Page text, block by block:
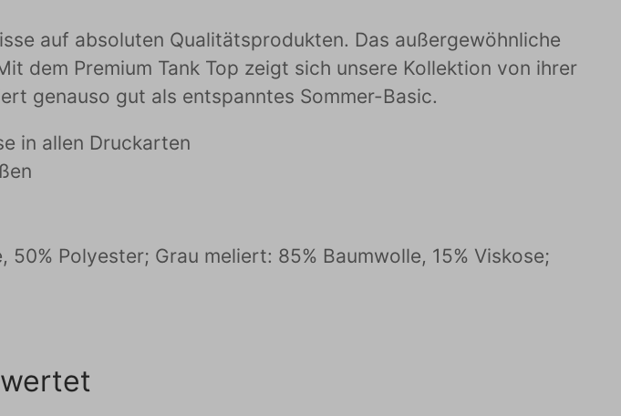
auf absoluten Qualitätsprodukten. Das außergewöhnliche
dem Premium Tank Top zeigt sich unsere Kollektion von ihrer
genauso gut als entspanntes Sommer-Basic.
in allen Druckarten
Polyester; Grau meliert: 85% Baumwolle, 15% Viskose;